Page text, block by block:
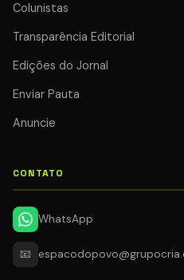
Colunistas
Transparência Editorial
Edições do Jornal
Enviar Pauta
Anuncie
CONTATO
WhatsApp
📧